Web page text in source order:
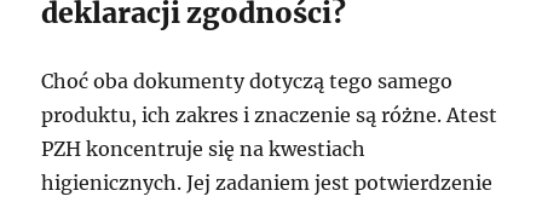
deklaracji zgodności?
Choć oba dokumenty dotyczą tego samego
produktu, ich zakres i znaczenie są różne. Atest
PZH koncentruje się na kwestiach
higienicznych. Jej zadaniem jest potwierdzenie